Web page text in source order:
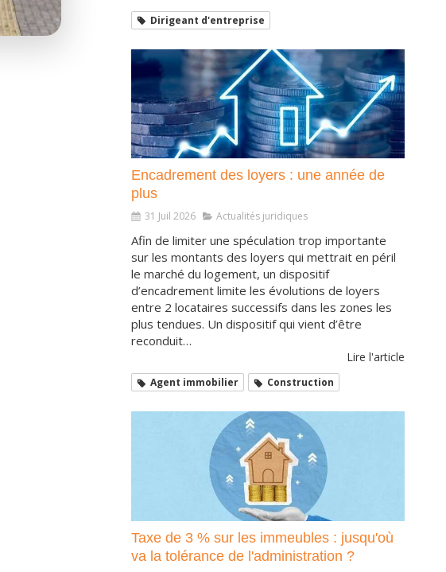
Dirigeant d'entreprise
Encadrement des loyers : une année de
plus
31 Juil 2026 Actualités juridiques
Afin de limiter une spéculation trop importante
sur les montants des loyers qui mettrait en péril
le marché du logement, un dispositif
d’encadrement limite les évolutions de loyers
entre 2 locataires successifs dans les zones les
plus tendues. Un dispositif qui vient d’être
reconduit…
Lire l'article
Agent immobilier Construction
Taxe de 3 % sur les immeubles : jusqu'où
va la tolérance de l'administration ?